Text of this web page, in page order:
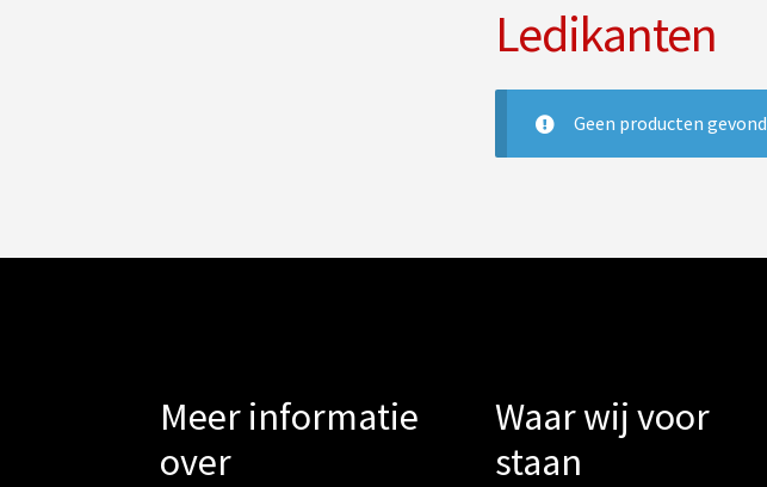
Ledikanten
Geen producten
Meer informatie
over
Waar wij voor
staan